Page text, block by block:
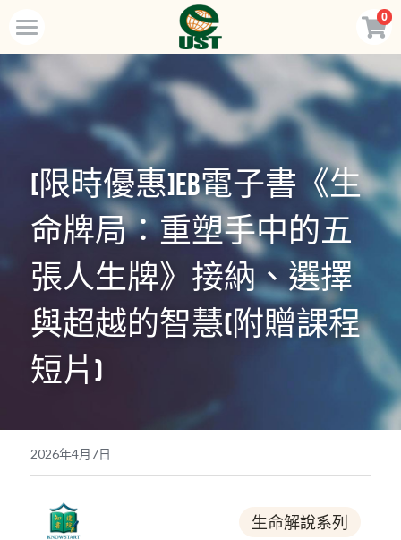
0
Home
規劃服務
最新消息
訂閱方案
線上商店
免費會員專區
VIP會員專區
歡迎來電
POWERED BY
[限時優惠]EB電子書《生
命牌局：重塑手中的五
張人生牌》接納、選擇
與超越的智慧(附贈課程
短片)
2026年4月7日
生命解說系列
×
商品分類
所有商品分類